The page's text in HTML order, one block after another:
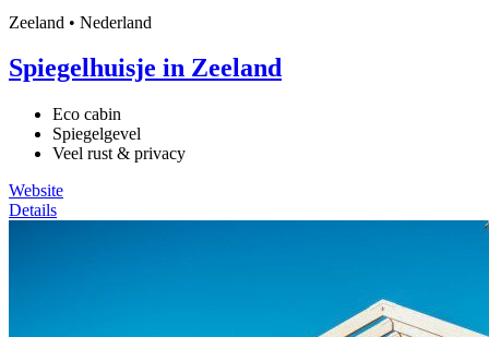
Zeeland • Nederland
Spiegelhuisje in Zeeland
Eco cabin
Spiegelgevel
Veel rust & privacy
Website
Details